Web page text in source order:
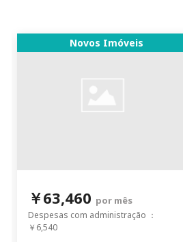
Novos Imóveis
￥63,460 por mês
Despesas com administração ：
￥6,540